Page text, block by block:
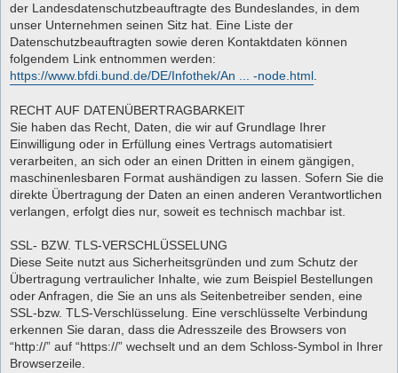
der Landesdatenschutzbeauftragte des Bundeslandes, in dem
unser Unternehmen seinen Sitz hat. Eine Liste der
Datenschutzbeauftragten sowie deren Kontaktdaten können
folgendem Link entnommen werden:
https://www.bfdi.bund.de/DE/Infothek/An ... -node.html
RECHT AUF DATENÜBERTRAGBARKEIT
Sie haben das Recht, Daten, die wir auf Grundlage Ihrer
Einwilligung oder in Erfüllung eines Vertrags automatisiert
verarbeiten, an sich oder an einen Dritten in einem gängigen,
maschinenlesbaren Format aushändigen zu lassen. Sofern Sie die
direkte Übertragung der Daten an einen anderen Verantwortlichen
verlangen, erfolgt dies nur, soweit es technisch machbar ist.
SSL- BZW. TLS-VERSCHLÜSSELUNG
Diese Seite nutzt aus Sicherheitsgründen und zum Schutz der
Übertragung vertraulicher Inhalte, wie zum Beispiel Bestellungen
oder Anfragen, die Sie an uns als Seitenbetreiber senden, eine
SSL-bzw. TLS-Verschlüsselung. Eine verschlüsselte Verbindung
erkennen Sie daran, dass die Adresszeile des Browsers von
“http://” auf “https://” wechselt und an dem Schloss-Symbol in Ihrer
Browserzeile.